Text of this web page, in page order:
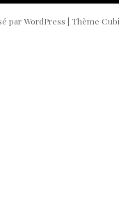
par WordPress | Thème